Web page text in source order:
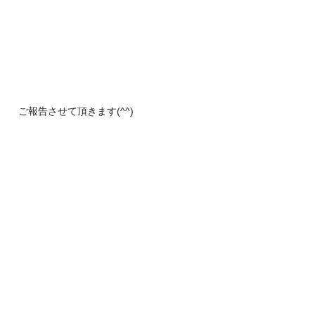
ご報告させて頂きます(^^)